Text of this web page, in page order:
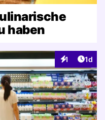
haben
1
Interaktionen
1d